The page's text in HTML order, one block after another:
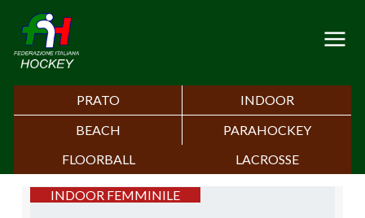
PRATO
INDOOR
BEACH
PARAHOCKEY
FLOORBALL
LACROSSE
INDOOR FEMMINILE